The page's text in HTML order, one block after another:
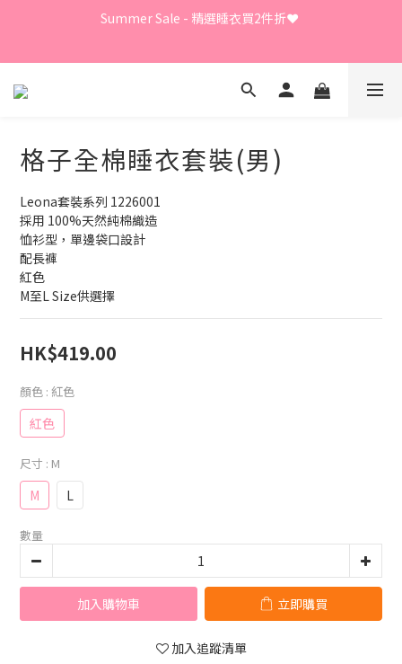
Summer Sale - 精選睡衣買2件折❤️
Summer Sale - 精選睡衣買2件折❤️
日本直送限定及GUNZE產品、LEONA胸圍內褲、日本直送
LECIEN商品 - 買3件8折
Summer Sale - 精選睡衣買2件折❤️
格子全棉睡衣套裝(男)
Leona套裝系列 1226001
採用 100%天然純棉織造
恤衫型，單邊袋口設計
配長褲
紅色
M至L Size供選擇
HK$419.00
顏色 : 紅色
紅色
尺寸 : M
M L
數量
加入購物車 立即購買
加入追蹤清單